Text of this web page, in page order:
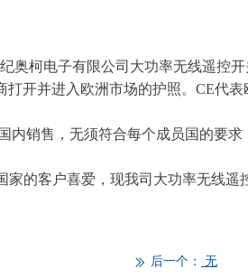
奥柯电子有限公司大功率无线遥控开
开并进入欧洲市场的护照。CE代
内销售，无须符合每个成员国的要
的客户喜爱，现我司大功率无线遥
ꅀ 后一个： 无